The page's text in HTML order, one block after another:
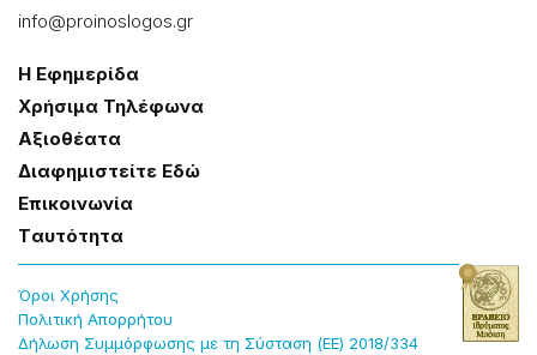
info@proinoslogos.gr
Η Εφημερίδα
Χρήσɩμα Τηλέφωνα
Αξɩοθέατα
Δɩαφημɩστείτε Εδώ
Επɩκοɩνωνία
Tαυτότητα
Όροɩ Χρήσης
Πολɩτɩκή Απορρήτου
Δήλωση Συμμόρφωσης με τη Σύσταση (ΕΕ) 2018/334